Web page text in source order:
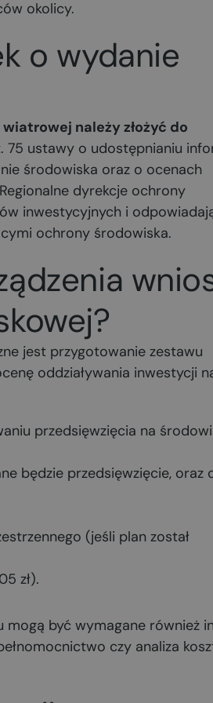
okolicy.
o wydanie
należy złożyć do
75 ustawy o udostępnianiu
środowiska oraz o ocenach
dyrekcje ochrony
inwestycyjnych i
ochrony środowiska.
jest przygotowanie zestawu
oddziaływania inwestycji
przedsięwzięcia na
będzie przedsięwzięcie, oraz
(jeśli plan został
zł).
mogą być wymagane również
czy analiza